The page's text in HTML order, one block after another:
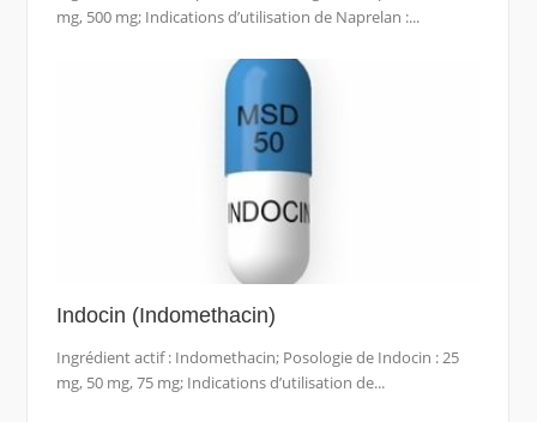
mg, 500 mg; Indications d’utilisation de Naprelan :...
Indocin (Indomethacin)
Ingrédient actif : Indomethacin; Posologie de Indocin : 25
mg, 50 mg, 75 mg; Indications d’utilisation de...